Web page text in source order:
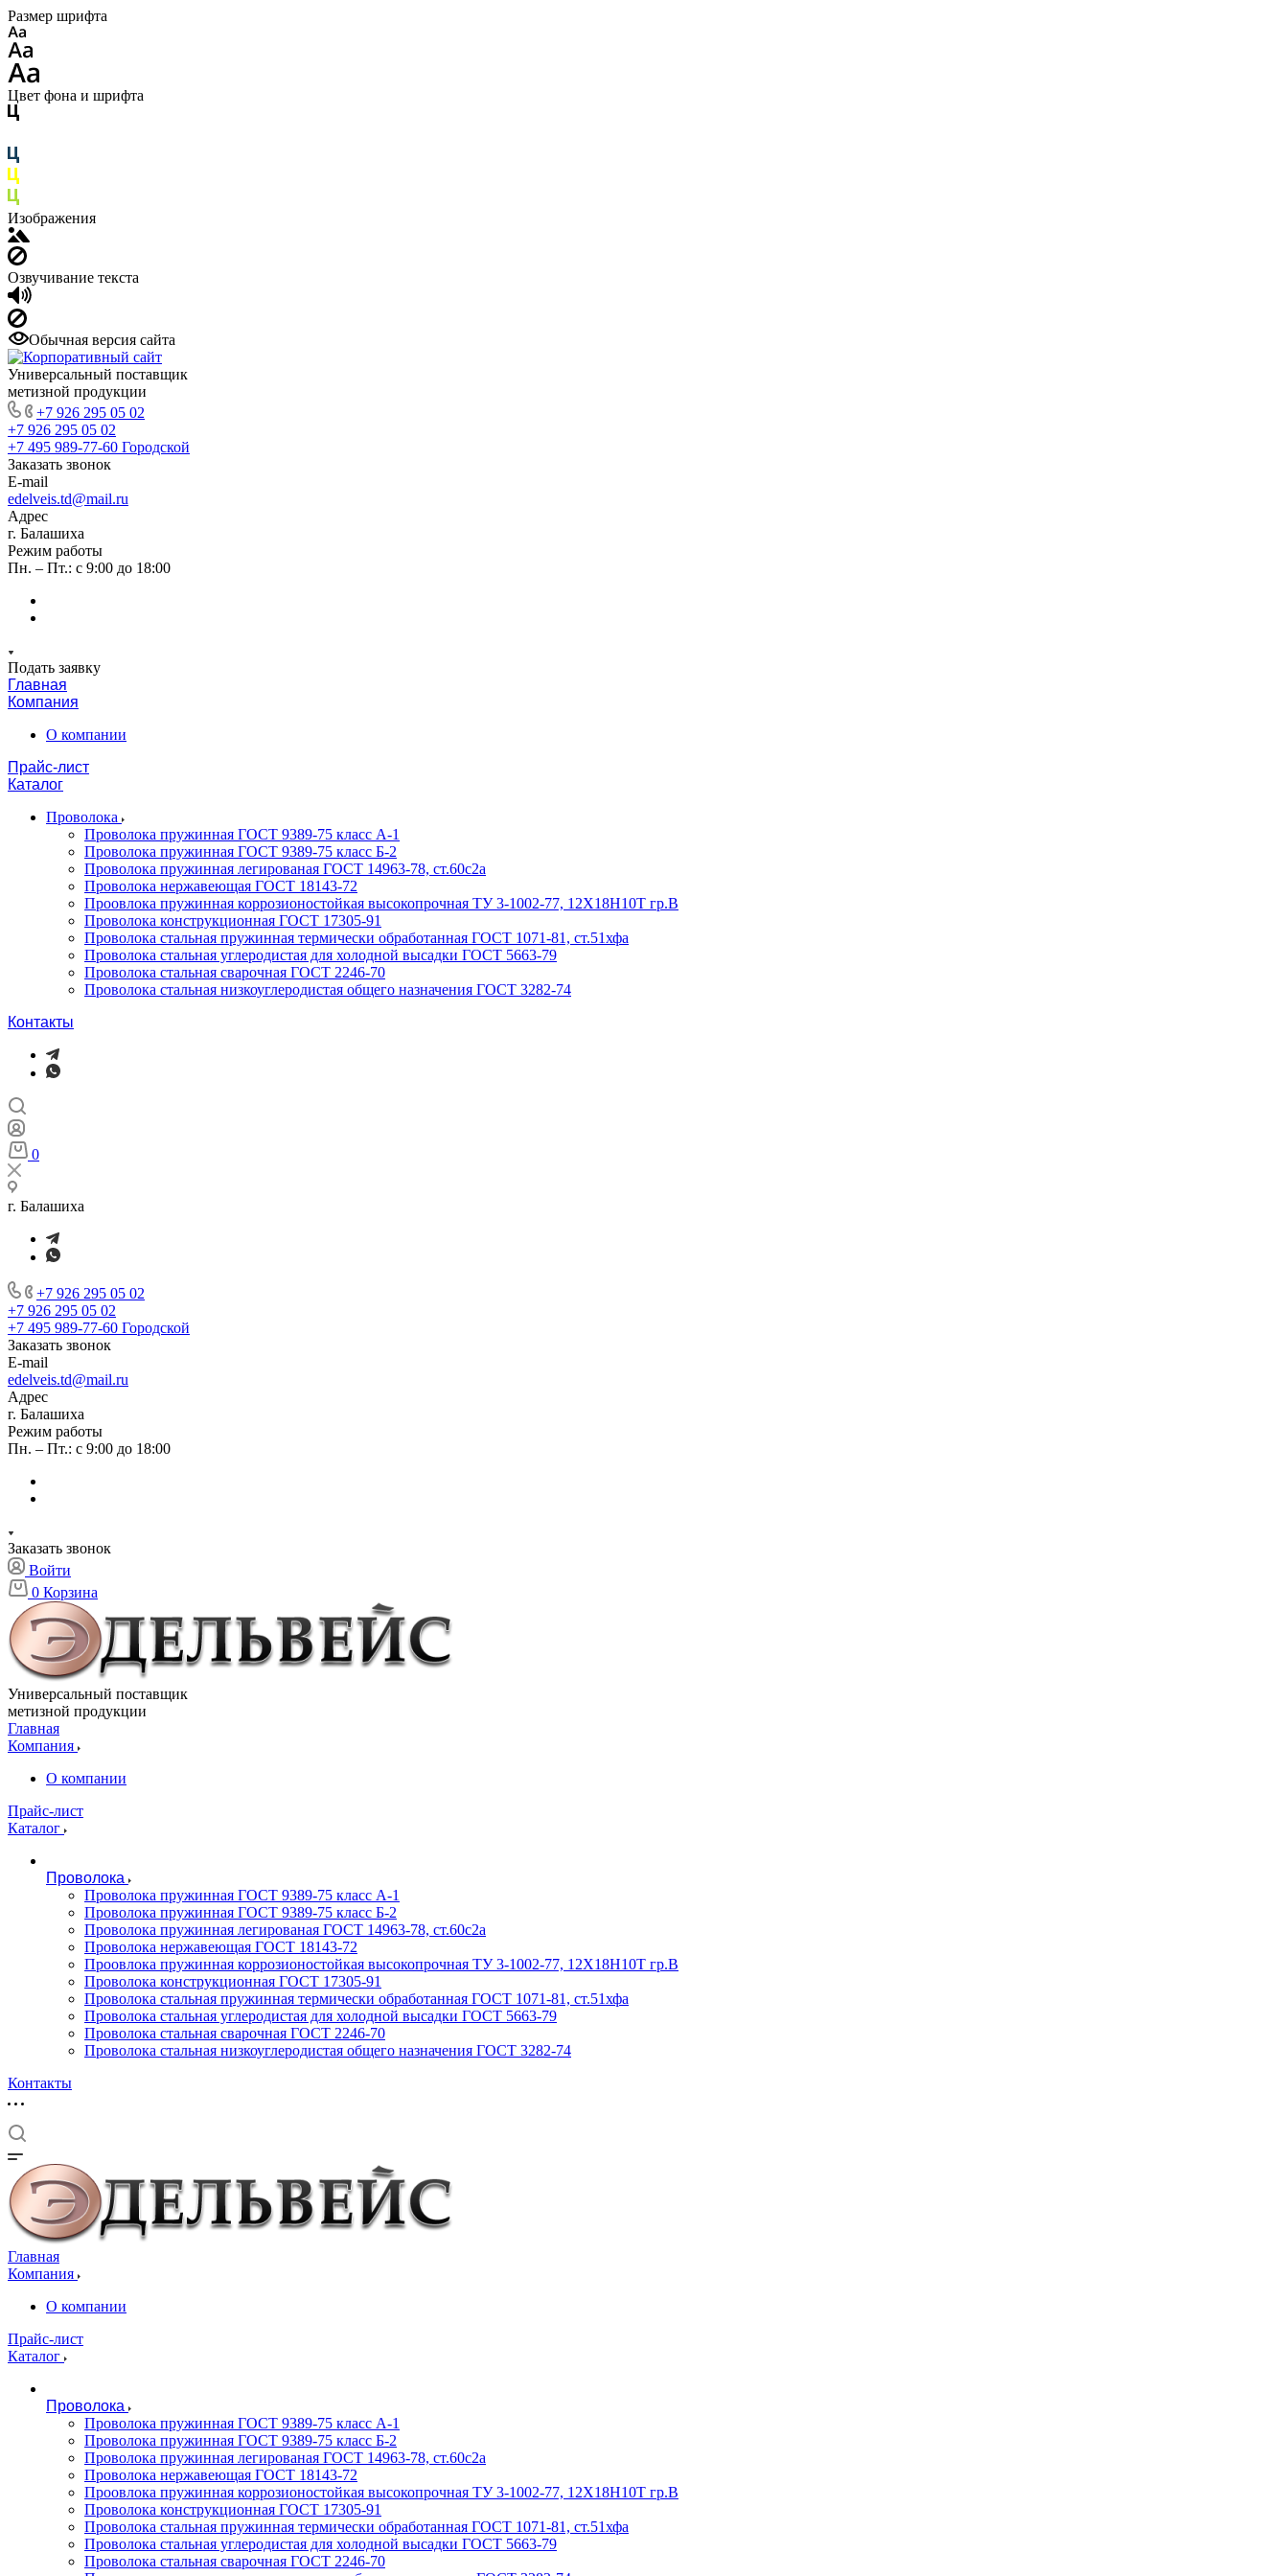
Размер шрифта
Цвет фона и шрифта
Изображения
Озвучивание текста
Обычная версия сайта
Универсальный поставщик
метизной продукции
+7 926 295 05 02
+7 926 295 05 02
+7 495 989-77-60 Городской
Заказать звонок
E-mail
edelveis.td@mail.ru
Адрес
г. Балашиха
Режим работы
Пн. – Пт.: с 9:00 до 18:00
Подать заявку
Главная
Компания
О компании
Прайс-лист
Каталог
Проволока
Проволока пружинная ГОСТ 9389-75 класс А-1
Проволока пружинная ГОСТ 9389-75 класс Б-2
Проволока пружинная легированая ГОСТ 14963-78, ст.60с2а
Проволока нержавеющая ГОСТ 18143-72
Проовлока пружинная коррозионостойкая высокопрочная ТУ 3-1002-77, 12Х18Н10Т гр.В
Проволока конструкционная ГОСТ 17305-91
Проволока стальная пружинная термически обработанная ГОСТ 1071-81, ст.51хфа
Проволока стальная углеродистая для холодной высадки ГОСТ 5663-79
Проволока стальная сварочная ГОСТ 2246-70
Проволока стальная низкоуглеродистая общего назначения ГОСТ 3282-74
Контакты
0
г. Балашиха
+7 926 295 05 02
+7 926 295 05 02
+7 495 989-77-60 Городской
Заказать звонок
E-mail
edelveis.td@mail.ru
Адрес
г. Балашиха
Режим работы
Пн. – Пт.: с 9:00 до 18:00
Заказать звонок
Войти
0 Корзина
Универсальный поставщик
метизной продукции
Главная
Компания
О компании
Прайс-лист
Каталог
Проволока
Проволока пружинная ГОСТ 9389-75 класс А-1
Проволока пружинная ГОСТ 9389-75 класс Б-2
Проволока пружинная легированая ГОСТ 14963-78, ст.60с2а
Проволока нержавеющая ГОСТ 18143-72
Проовлока пружинная коррозионостойкая высокопрочная ТУ 3-1002-77, 12Х18Н10Т гр.В
Проволока конструкционная ГОСТ 17305-91
Проволока стальная пружинная термически обработанная ГОСТ 1071-81, ст.51хфа
Проволока стальная углеродистая для холодной высадки ГОСТ 5663-79
Проволока стальная сварочная ГОСТ 2246-70
Проволока стальная низкоуглеродистая общего назначения ГОСТ 3282-74
Контакты
Главная
Компания
О компании
Прайс-лист
Каталог
Проволока
Проволока пружинная ГОСТ 9389-75 класс А-1
Проволока пружинная ГОСТ 9389-75 класс Б-2
Проволока пружинная легированая ГОСТ 14963-78, ст.60с2а
Проволока нержавеющая ГОСТ 18143-72
Проовлока пружинная коррозионостойкая высокопрочная ТУ 3-1002-77, 12Х18Н10Т гр.В
Проволока конструкционная ГОСТ 17305-91
Проволока стальная пружинная термически обработанная ГОСТ 1071-81, ст.51хфа
Проволока стальная углеродистая для холодной высадки ГОСТ 5663-79
Проволока стальная сварочная ГОСТ 2246-70